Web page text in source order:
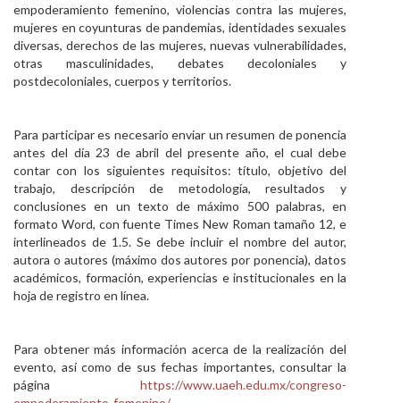
empoderamiento femenino, violencias contra las mujeres,
mujeres en coyunturas de pandemias, identidades sexuales
diversas, derechos de las mujeres, nuevas vulnerabilidades,
otras masculinidades, debates decoloniales y
postdecoloniales, cuerpos y territorios.
Para participar es necesario enviar un resumen de ponencia
antes del día 23 de abril del presente año, el cual debe
contar con los siguientes requisitos: título, objetivo del
trabajo, descripción de metodología, resultados y
conclusiones en un texto de máximo 500 palabras, en
formato Word, con fuente Times New Roman tamaño 12, e
interlineados de 1.5. Se debe incluir el nombre del autor,
autora o autores (máximo dos autores por ponencia), datos
académicos, formación, experiencias e institucionales en la
hoja de registro en línea.
Para obtener más información acerca de la realización del
evento, así como de sus fechas importantes, consultar la
página https://www.uaeh.edu.mx/congreso-